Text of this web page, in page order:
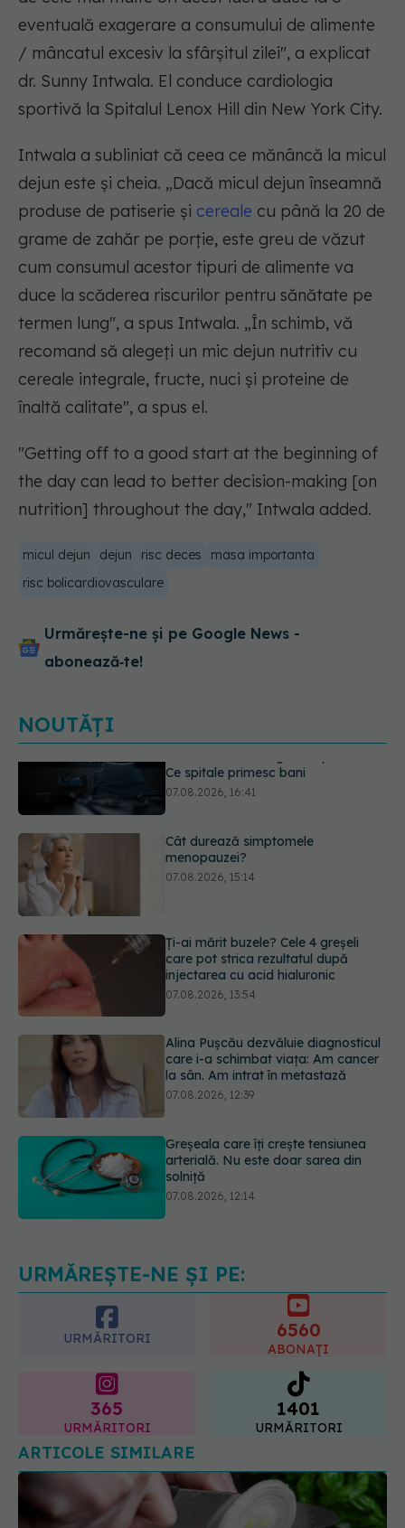
eventuală exagerare a consumului de alimente
/ mâncatul excesiv la sfârșitul zilei", a explicat
dr. Sunny Intwala. El conduce cardiologia
sportivă la Spitalul Lenox Hill din New York City.
Intwala a subliniat că ceea ce mănâncă la micul
dejun este și cheia. „Dacă micul dejun înseamnă
produse de patiserie și cereale cu până la 20 de
grame de zahăr pe porție, este greu de văzut
cum consumul acestor tipuri de alimente va
duce la scăderea riscurilor pentru sănătate pe
termen lung", a spus Intwala. „În schimb, vă
recomand să alegeți un mic dejun nutritiv cu
cereale integrale, fructe, nuci și proteine de
înaltă calitate", a spus el.
"Getting off to a good start at the beginning of
the day can lead to better decision-making [on
nutrition] throughout the day," Intwala added.
micul dejun dejun risc deces
masa importanta
risc bolicardiovasculare
Urmărește-ne și pe Google News -
abonează‑te!
NOUTĂȚI
Cât durează simptomele
07.08.2026, 13:54
Alina Pușcău dezvăluie diagnosticul
07.08.2026, 12:39
Greșeala care îți crește tensiunea
07.08.2026, 12:14
PNRR: 174 de milioane de lei pentru
URMĂREȘTE-NE ȘI PE:
URMĂRITORI 6560
ABONAȚI
365
URMĂRITORI
1401
URMĂRITORI
ARTICOLE SIMILARE